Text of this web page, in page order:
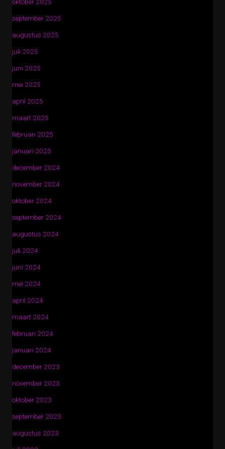
september 2025
augustus 2025
juli 2025
juni 2025
mei 2025
april 2025
maart 2025
februari 2025
januari 2025
december 2024
november 2024
oktober 2024
september 2024
augustus 2024
juli 2024
juni 2024
mei 2024
april 2024
maart 2024
februari 2024
januari 2024
december 2023
november 2023
oktober 2023
september 2023
augustus 2023